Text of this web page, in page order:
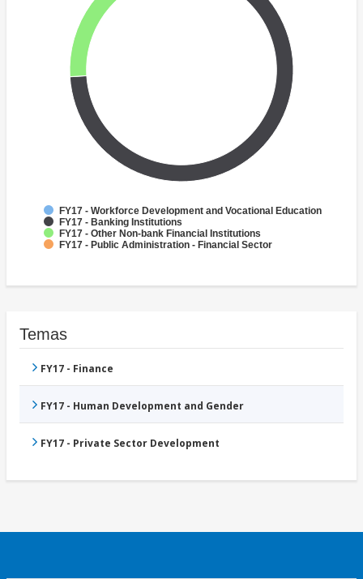
FY17 - Workforce Development and Vocational Education
FY17 - Banking Institutions
FY17 - Other Non-bank Financial Institutions
FY17 - Public Administration - Financial Sector
Temas
FY17 - Finance
FY17 - Human Development and Gender
FY17 - Private Sector Development